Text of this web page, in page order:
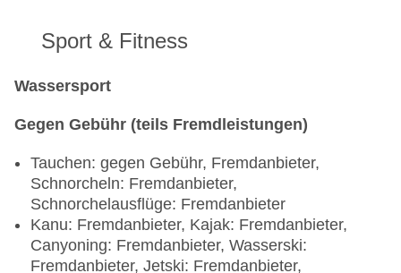
Sport & Fitness
Wassersport
Gegen Gebühr (teils Fremdleistungen)
Tauchen: gegen Gebühr, Fremdanbieter,
Schnorcheln: Fremdanbieter,
Schnorchelausflüge: Fremdanbieter
Kanu: Fremdanbieter, Kajak: Fremdanbieter,
Canyoning: Fremdanbieter, Wasserski:
Fremdanbieter, Jetski: Fremdanbieter,